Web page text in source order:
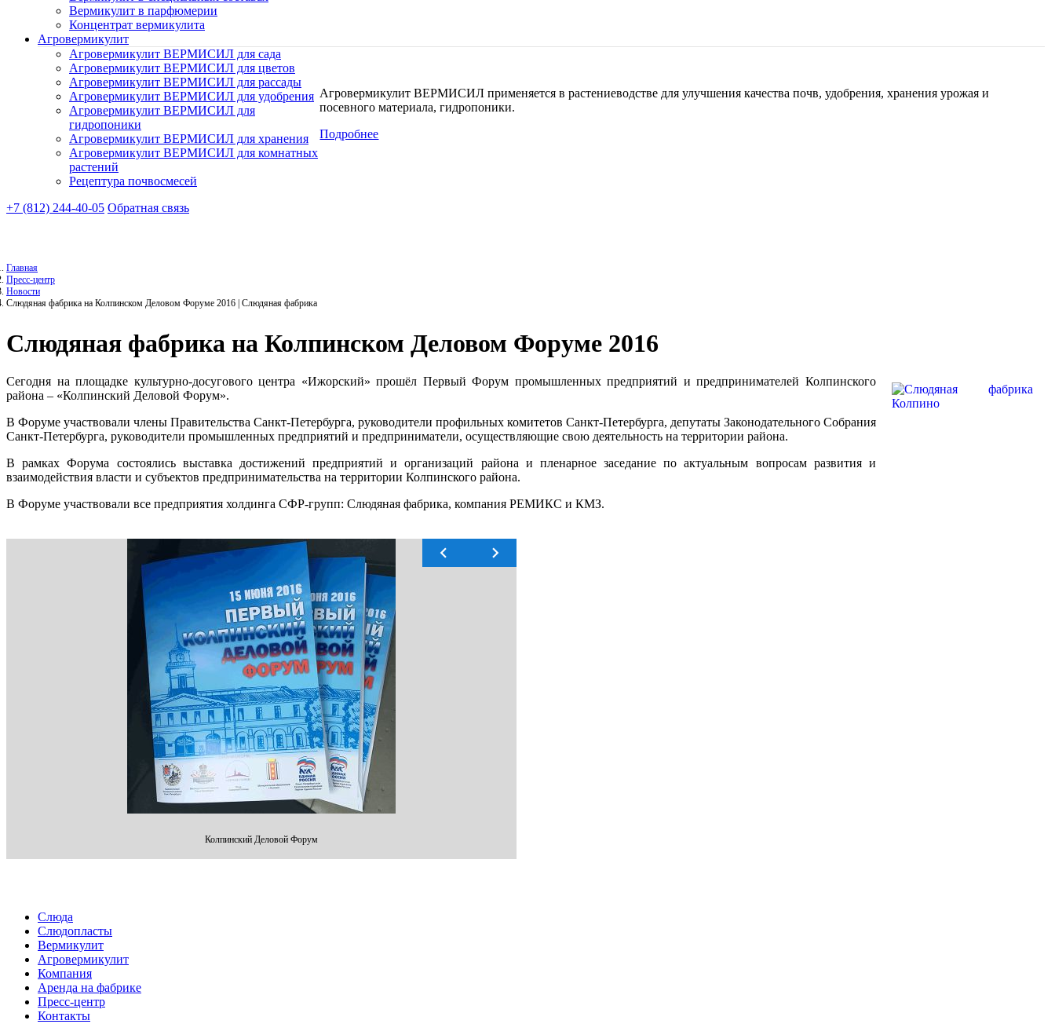
Вермикулит в парфюмерии
Концентрат вермикулита
Агровермикулит
Агровермикулит ВЕРМИСИЛ для сада
Агровермикулит ВЕРМИСИЛ для цветов
Агровермикулит ВЕРМИСИЛ для рассады
Агровермикулит ВЕРМИСИЛ для удобрения
Агровермикулит ВЕРМИСИЛ для
гидропоники
Агровермикулит ВЕРМИСИЛ для хранения
Агровермикулит ВЕРМИСИЛ для комнатных
растений
Рецептура почвосмесей
Агровермикулит ВЕРМИСИЛ применяется в растениеводстве для улучшения качества почв, удобрения, хранения урожая и
посевного материала, гидропоники.
Подробнее
+7 (812) 244-40-05 Обратная связь
Главная
Пресс-центр
Новости
Слюдяная фабрика на Колпинском Деловом Форуме 2016 | Слюдяная фабрика
Слюдяная фабрика на Колпинском Деловом Форуме 2016
Сегодня на площадке культурно-досугового центра «Ижорский» прошёл Первый Форум промышленных предприятий и предпринимателей Колпинского
района – «Колпинский Деловой Форум».
В Форуме участвовали члены Правительства Санкт-Петербурга, руководители профильных комитетов Санкт-Петербурга, депутаты Законодательного Собрания
Санкт-Петербурга, руководители промышленных предприятий и предприниматели, осуществляющие свою деятельность на территории района.
В рамках Форума состоялись выставка достижений предприятий и организаций района и пленарное заседание по актуальным вопросам развития и
взаимодействия власти и субъектов предпринимательства на территории Колпинского района.
В Форуме участвовали все предприятия холдинга СФР-групп: Слюдяная фабрика, компания РЕМИКС и КМЗ.
Колпинский Деловой Форум
 
Слюда
Слюдопласты
Вермикулит
Агровермикулит
Компания
Аренда на фабрике
Пресс-центр
Контакты